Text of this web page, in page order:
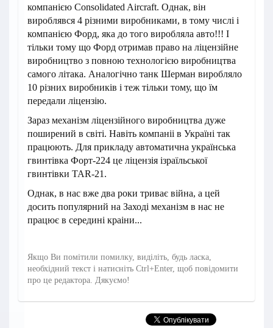
компанією Consolidated Aircraft. Однак, він
вироблявся 4 різними виробниками, в тому числі і
компанією Форд, яка до того виробляла авто!!! І
тільки тому що Форд отримав право на ліцензійне
виробництво з повною технологією виробництва
самого літака. Аналогічно танк Шерман виробляло
10 різних виробників і теж тільки тому, що їм
передали ліцензію.
Зараз механізм ліцензійного виробництва дуже
поширений в світі. Навіть компаніі в Україні так
працюють. Для прикладу автоматична українська
гвинтівка Форт-224 це ліцензія ізраїльської
гвинтівки TAR-21.
Однак, в нас вже два роки триває війна, а цей
досить популярний на Заході механізм в нас не
працює в середині краіни...
Якщо Ви помітили помилку, виділіть, будь ласка,
необхідний текст і натисніть Ctrl+Enter, щоб повідомити
про це редактора. Дякуємо!